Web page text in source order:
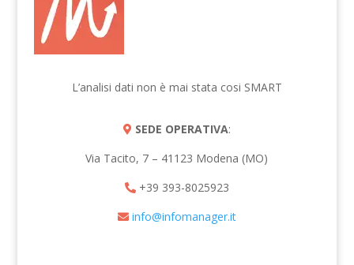
L’analisi dati non è mai stata cosi SMART
SEDE OPERATIVA:
Via Tacito, 7 – 41123 Modena (MO)
+39 393-8025923
info@infomanager.it